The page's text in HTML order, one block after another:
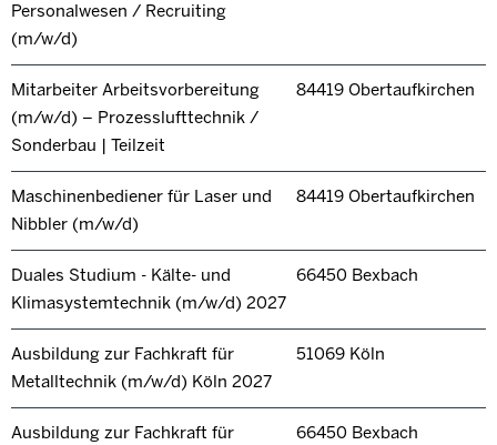
Personalwesen / Recruiting
(m/w/d)
Mitarbeiter Arbeitsvorbereitung
(m/w/d) – Prozesslufttechnik /
Sonderbau | Teilzeit
84419 Obertaufkirchen
Maschinenbediener für Laser und
Nibbler (m/w/d)
84419 Obertaufkirchen
Duales Studium - Kälte- und
Klimasystemtechnik (m/w/d) 2027
66450 Bexbach
Ausbildung zur Fachkraft für
Metalltechnik (m/w/d) Köln 2027
51069 Köln
Ausbildung zur Fachkraft für
66450 Bexbach